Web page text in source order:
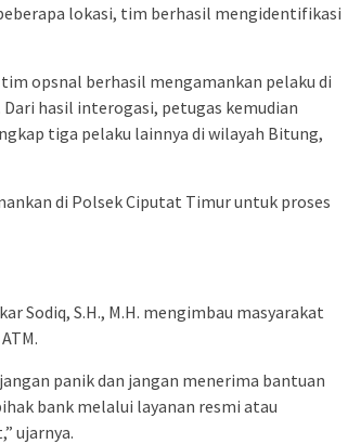
lokasi, tim berhasil mengidentifikasi
opsnal berhasil mengamankan pelaku di
hasil interogasi, petugas kemudian
tiga pelaku lainnya di wilayah Bitung,
di Polsek Ciputat Timur untuk proses
Sodiq, S.H., M.H. mengimbau masyarakat
panik dan jangan menerima bantuan
bank melalui layanan resmi atau
ujarnya.